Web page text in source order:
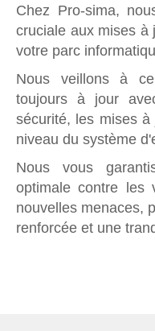
Chez Pro-sima,
cruciale aux mises à
votre parc
Nous veillons à
toujours à jour
sécurité, les mises
niveau du système
Nous vous
optimale contre les
nouvelles menaces,
renforcée et une